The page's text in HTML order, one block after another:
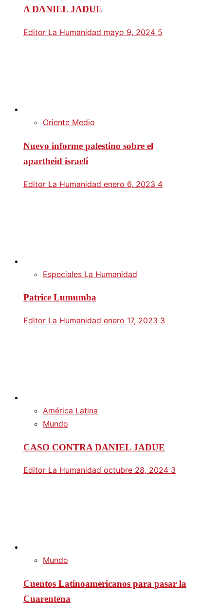
A DANIEL JADUE
Editor La Humanidad mayo 9, 2024 5
Oriente Medio
Nuevo informe palestino sobre el
apartheid israelí
Editor La Humanidad enero 6, 2023 4
Especiales La Humanidad
Patrice Lumumba
Editor La Humanidad enero 17, 2023 3
América Latina
Mundo
CASO CONTRA DANIEL JADUE
Editor La Humanidad octubre 28, 2024 3
Mundo
Cuentos Latinoamericanos para pasar la
Cuarentena